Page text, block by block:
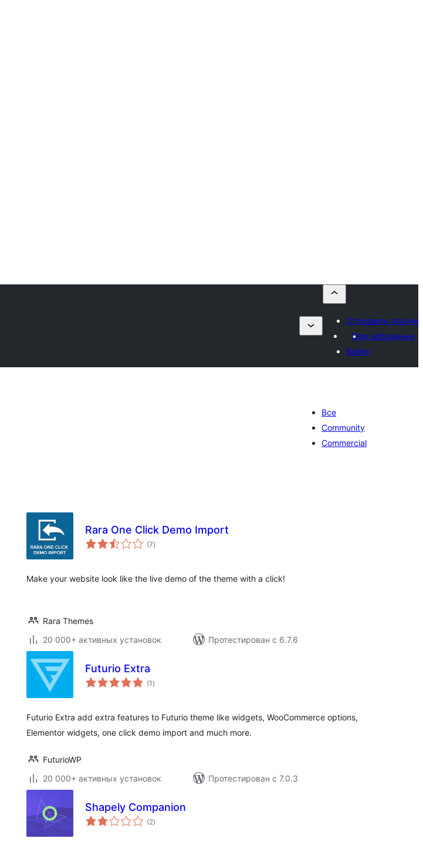
Отправить плагин
Мои избранные
Войти
Все
Community
Commercial
Rara One Click Demo Import
(7общий
рейтинг
)
Make your website look like the live demo of the theme with a click!
Rara Themes
20 000+ активных установок
Протестирован с 6.7.6
Futurio Extra
(1 общий
рейтинг
)
Futurio Extra add extra features to Futurio theme like widgets, WooCommerce options,
Elementor widgets, one click demo import and much more.
FuturioWP
20 000+ активных установок
Протестирован с 7.0.3
Shapely Companion
(2общий
рейтинг
)